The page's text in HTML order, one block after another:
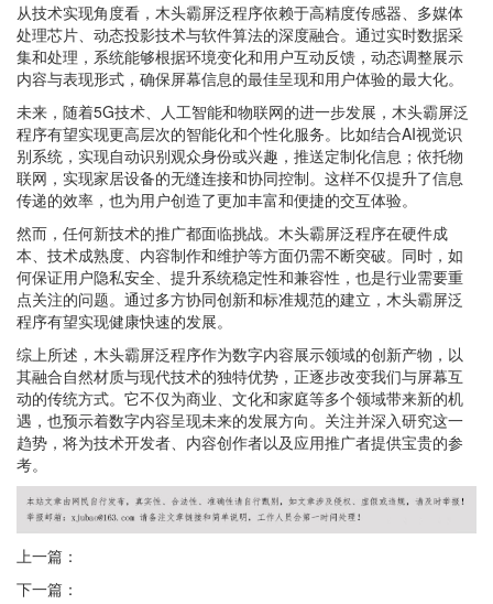
从技术实现角度看，木头霸屏泛程序依赖于高精度传感器、多媒体
处理芯片、动态投影技术与软件算法的深度融合。通过实时数据采
集和处理，系统能够根据环境变化和用户互动反馈，动态调整展示
内容与表现形式，确保屏幕信息的最佳呈现和用户体验的最大化。
未来，随着5G技术、人工智能和物联网的进一步发展，木头霸屏泛
程序有望实现更高层次的智能化和个性化服务。比如结合AI视觉识
别系统，实现自动识别观众身份或兴趣，推送定制化信息；依托物
联网，实现家居设备的无缝连接和协同控制。这样不仅提升了信息
传递的效率，也为用户创造了更加丰富和便捷的交互体验。
然而，任何新技术的推广都面临挑战。木头霸屏泛程序在硬件成
本、技术成熟度、内容制作和维护等方面仍需不断突破。同时，如
何保证用户隐私安全、提升系统稳定性和兼容性，也是行业需要重
点关注的问题。通过多方协同创新和标准规范的建立，木头霸屏泛
程序有望实现健康快速的发展。
综上所述，木头霸屏泛程序作为数字内容展示领域的创新产物，以
其融合自然材质与现代技术的独特优势，正逐步改变我们与屏幕互
动的传统方式。它不仅为商业、文化和家庭等多个领域带来新的机
遇，也预示着数字内容呈现未来的发展方向。关注并深入研究这一
趋势，将为技术开发者、内容创作者以及应用推广者提供宝贵的参
考。
上一篇：
下一篇：